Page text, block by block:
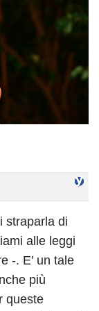
straparla di
alle leggi
-. E’ un tale
più
queste